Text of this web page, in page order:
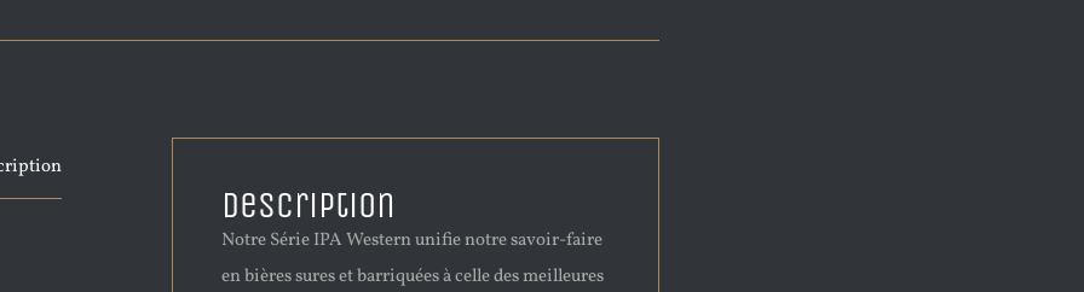
Description
Notre Série IPA Western unifie notre savoir-faire
en bières sures et barriquées à celle des meilleures